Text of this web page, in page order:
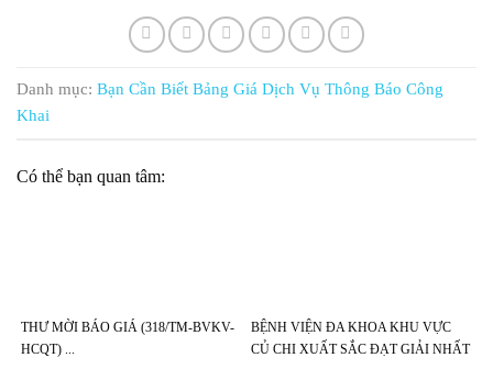
Danh mục: Bạn Cần Biết Bảng Giá Dịch Vụ Thông Báo Công
Khai
Có thể bạn quan tâm:
THƯ MỜI BÁO GIÁ (318/TM-BVKV-
HCQT)
BỆNH VIỆN ĐA KHOA KHU VỰC
CỦ CHI XUẤT SẮC ĐẠT GIẢI NHẤT